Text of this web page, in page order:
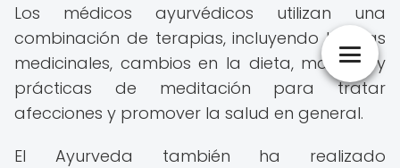
Los médicos ayurvédicos utilizan una
combinación de terapias, incluyendo hierbas
medicinales, cambios en la dieta, masajes y
prácticas de meditación para tratar
afecciones y promover la salud en general.
El Ayurveda también ha realizado